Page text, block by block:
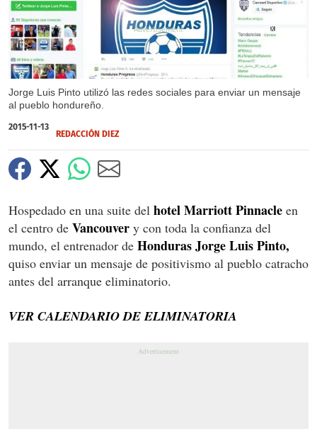
Jorge Luis Pinto utilizó las redes sociales para enviar un mensaje
al pueblo hondureño.
X
2015-11-13
REDACCIÓN DIEZ
Hospedado en una suite del hotel Marriott Pinnacle en
el centro de Vancouver y con toda la confianza del
mundo, el entrenador de Honduras Jorge Luis Pinto,
quiso enviar un mensaje de positivismo al pueblo catracho
antes del arranque eliminatorio.
VER CALENDARIO DE ELIMINATORIA